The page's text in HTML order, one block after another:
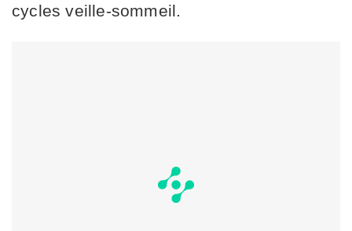
cycles veille-sommeil.